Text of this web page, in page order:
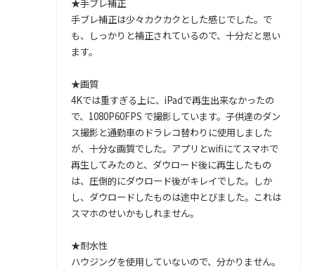
★手ブレ補正
手ブレ補正は少々カクカクとした感じでした。で
も、しっかりと補正されているので、十分だと思い
ます。
★画質
4Kでは重すぎる上に、iPadで再生出来なかったの
で、1080P60FPS で撮影しています。子供達のダン
ス撮影と通勤車のドラレコ替わりに使用しました
が、十分な画質でした。アプリとwifiにてスマホで
再生してみたのと、ダウロード後に再生したもの
は、圧倒的にダウロード後がキレイでした。しか
し、ダウロードしたものは途中とびました。これは
スマホのせいかもしれません。
★耐水性
ハウジングを使用していないので、分かりません。